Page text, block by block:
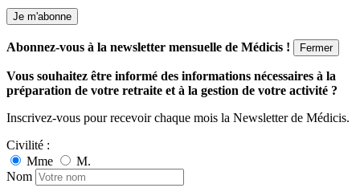
Je m'abonne
Abonnez-vous à la newsletter mensuelle de Médicis ! Fermer
Vous souhaitez être informé des informations nécessaires à la
préparation de votre retraite et à la gestion de votre activité ?
Inscrivez-vous pour recevoir chaque mois la Newsletter de Médicis.
Civilité :
Mme
M.
Nom